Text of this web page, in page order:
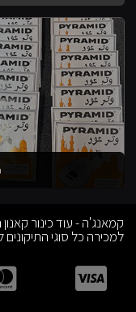
קמאנג'ה - עוד כינור
למכירה כל סוגי